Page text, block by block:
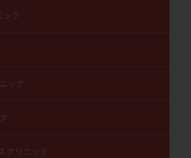
ック
ック
クリニック